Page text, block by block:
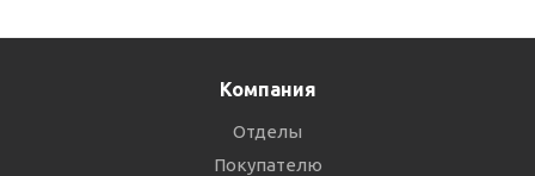
Компания
Отделы
Покупателю